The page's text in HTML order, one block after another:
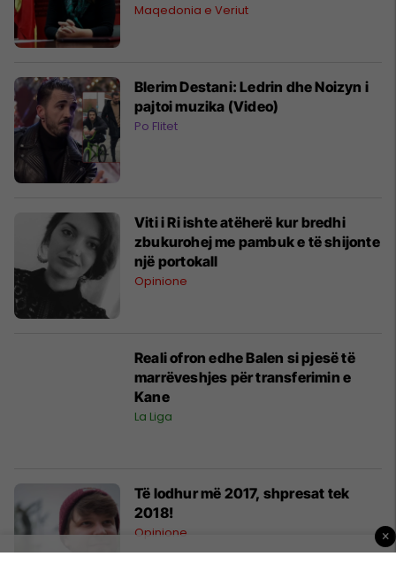
Maqedonia e Veriut
Blerim Destani: Ledrin dhe Noizyn i
pajtoi muzika (Video)
Po Flitet
Viti i Ri ishte atëherë kur bredhi
zbukurohej me pambuk e të shijonte
një portokall
Opinione
Reali ofron edhe Balen si pjesë të
marrëveshjes për transferimin e
Kane
La Liga
Të lodhur më 2017, shpresat tek
2018!
Opinione ×